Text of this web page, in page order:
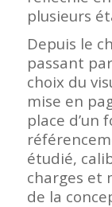
plusieurs
Depuis le
passant
choix du
mise en
place d’un
étudié,
charges et
de la